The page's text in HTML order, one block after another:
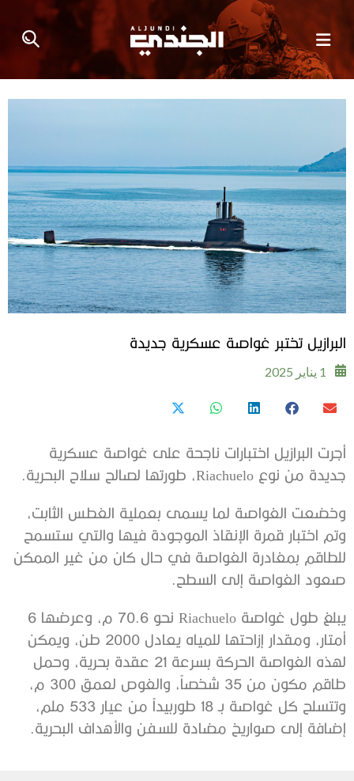
البرازيل تختبر غواصة عسكرية جديدة
1 يناير 2025
أجرت البرازيل اختبارات ناجحة على غواصة عسكرية
جديدة من نوع Riachuelo، طورتها لصالح سلاح البحرية.
وخضعت الغواصة لما يسمى بعملية الغطس الثابت،
وتم اختبار قمرة الإنقاذ الموجودة فيها والتي ستسمح
للطاقم بمغادرة الغواصة في حال كان من غير الممكن
صعود الغواصة إلى السطح.
يبلغ طول غواصة Riachuelo نحو 70.6 م، وعرضها 6
أمتار، ومقدار إزاحتها للمياه يعادل 2000 طن، ويمكن
لهذه الغواصة الحركة بسرعة 21 عقدة بحرية، وحمل
طاقم مكون من 35 شخصاً، والغوص لعمق 300 م،
وتتسلح كل غواصة بـ 18 طوربيداً من عيار 533 ملم،
إضافة إلى صواريخ مضادة للسفن والأهداف البحرية.